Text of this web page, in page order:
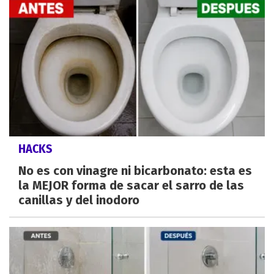
HACKS
No es con vinagre ni bicarbonato: esta es
la MEJOR forma de sacar el sarro de las
canillas y del inodoro